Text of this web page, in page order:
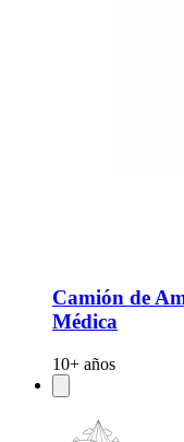
Camión de
Médica
10+ años